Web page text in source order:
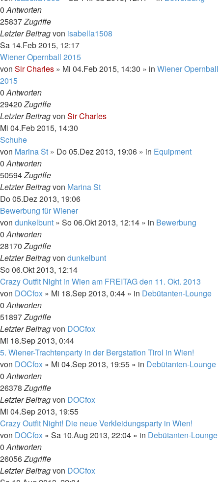
0Antworten
25837Zugriffe
Letzter Beitragvon isabella1508
Sa 14.Feb 2015, 12:17
Wiener Opernball 2015
von Sir Charles » Mi 04.Feb 2015, 14:30 » in Wiener Opernball
2015
0Antworten
29420Zugriffe
Letzter Beitragvon Sir Charles
Mi 04.Feb 2015, 14:30
Schuhe
von Marina St » Do 05.Dez 2013, 19:06 » in Equipment
0Antworten
50594Zugriffe
Letzter Beitragvon Marina St
Do 05.Dez 2013, 19:06
Bewerbung für Wiener
von dunkelbunt » So 06.Okt 2013, 12:14 » in Bewerbung
0Antworten
28170Zugriffe
Letzter Beitragvon dunkelbunt
So 06.Okt 2013, 12:14
Crazy Outfit Night in Wien am FREITAG den 11. Okt. 2013
von DOCfox » Mi 18.Sep 2013, 0:44 » in Debütanten-Lounge
0Antworten
51897Zugriffe
Letzter Beitragvon DOCfox
Mi 18.Sep 2013, 0:44
5. Wiener-Trachtenparty in der Bergstation Tirol in Wien!
von DOCfox » Mi 04.Sep 2013, 19:55 » in Debütanten-Lounge
0Antworten
26378Zugriffe
Letzter Beitragvon DOCfox
Mi 04.Sep 2013, 19:55
Crazy Outfit Night! Die neue Verkleidungsparty in Wien!
von DOCfox » Sa 10.Aug 2013, 22:04 » in Debütanten-Lounge
0Antworten
26056Zugriffe
Letzter Beitragvon DOCfox